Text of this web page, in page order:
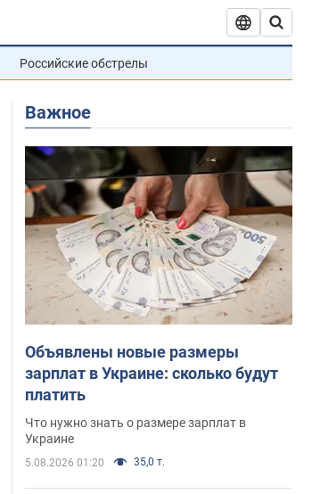
Российские обстрелы
Важное
Объявлены новые размеры
зарплат в Украине: сколько будут
платить
Что нужно знать о размере зарплат в
Украине
5.08.2026 01:20 35,0 т.